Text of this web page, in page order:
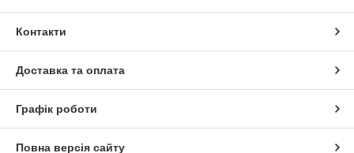
Контакти
Доставка та оплата
Графік роботи
Повна версія сайту